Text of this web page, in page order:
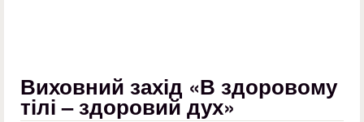
Виховний захід «В здоровому
тілі – здоровий дух»